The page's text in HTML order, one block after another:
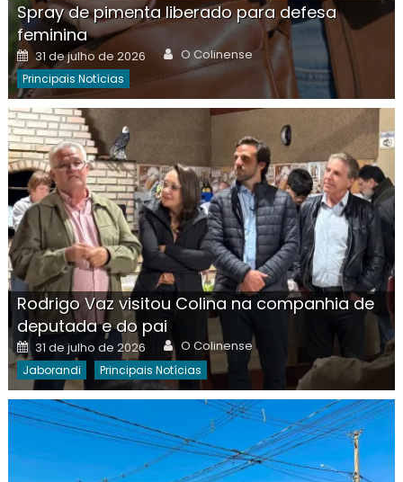
Spray de pimenta liberado para defesa
feminina
Posted
on
31 de julho de 2026 Author
O Colinense
Principais Notícias
Rodrigo Vaz visitou Colina na companhia de
deputada e do pai
Posted
on
31 de julho de 2026 Author
O Colinense
Jaborandi Principais Notícias